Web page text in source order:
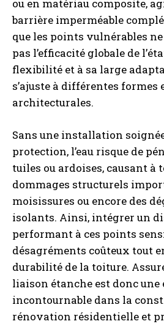
ou en matériau composite,
barrière imperméable
que les points vulnérables
pas l’efficacité globale de
flexibilité et à sa large
s’ajuste à différentes
architecturales.
Sans une installation
protection, l’eau risque de
tuiles ou ardoises, causant à
dommages structurels
moisissures ou encore des
isolants. Ainsi, intégrer un
performant à ces points
désagréments coûteux tout
durabilité de la toiture.
liaison étanche est donc une
incontournable dans la
rénovation résidentielle et